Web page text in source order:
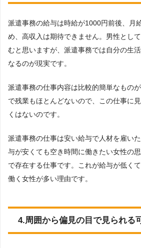
派遣事務の給与は時給が1000円前後、月
め、高収入は期待できません。男性とし
むと思いますが、派遣事務では自分の生
なるのが現実です。
派遣事務の仕事内容は比較的簡単なもの
で残業もほとんどないので、この仕事に
くはないのです。
派遣事務の仕事は安い給与で人材を雇い
与が安くても空き時間に働きたい女性の
で存在する仕事です。これが給与が低く
働く女性が多い理由です。
4.周囲から偏見の目で見られる